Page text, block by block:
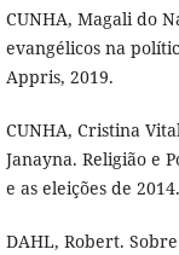
CUNHA, Magali do
evangélicos na
Appris, 2019.
CUNHA, Cristina
Janayna. Religião e
e as eleições de
DAHL, Robert.